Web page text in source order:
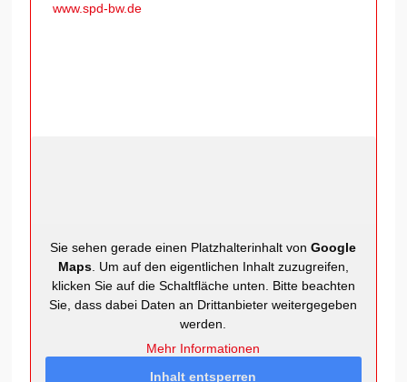
www.spd-bw.de
Sie sehen gerade einen Platzhalterinhalt vonGoogle
Maps. Um auf den eigentlichen Inhalt zuzugreifen,
klicken Sie auf die Schaltfläche unten. Bitte beachten
Sie, dass dabei Daten an Drittanbieter weitergegeben
werden.
Mehr Informationen
Inhalt entsperren